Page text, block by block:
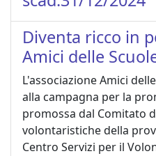
Diventa ricco in
Amici delle
L'associazione Amici
alla campagna per la
promossa dal Comitato
volontaristiche della
Centro Servizi per il